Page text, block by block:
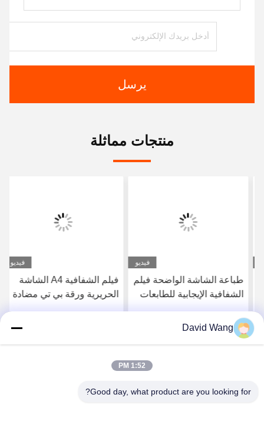
يرسل
منتجات مماثلة
فيديو
طباعة الشاشة الواضحة فيلم
الشفافية الإيجابية للطابعات
فيديو
فيلم الشفافية A4 الشاشة
الحريرية ورقة بي تي مضادة
David Wang
1:52 PM
Good day, what product are you looking for?